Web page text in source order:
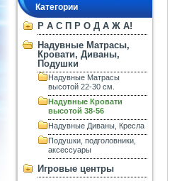
Категории
Р А С П Р О Д А Ж А!
Надувные Матрасы,
Кровати, Диваны,
Подушки
Надувные Матрасы
высотой 22-30 см.
Надувные Кровати
высотой 38-56
Надувные Диваны, Кресла
Подушки, подголовники,
аксессуары
Игровые центры